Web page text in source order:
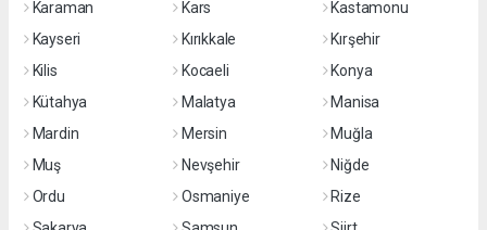
Karaman
Kars
Kastamonu
Kayseri
Kırıkkale
Kırşehir
Kilis
Kocaeli
Konya
Kütahya
Malatya
Manisa
Mardin
Mersin
Muğla
Muş
Nevşehir
Niğde
Ordu
Osmaniye
Rize